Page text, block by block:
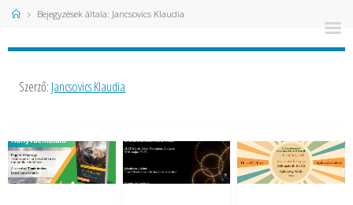
KezdőlapBejegyzések általa: Jancsovics Klaudia
Szerző: Jancsovics Klaudia